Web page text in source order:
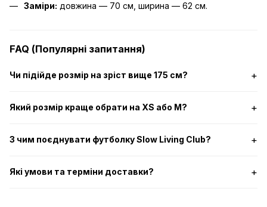
Заміри: довжина — 70 см, ширина — 62 см.
FAQ (Популярні запитання)
Чи підійде розмір на зріст вище 175 см?
Який розмір краще обрати на XS або M?
З чим поєднувати футболку Slow Living Club?
Які умови та терміни доставки?